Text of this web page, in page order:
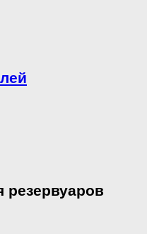
резервуаров